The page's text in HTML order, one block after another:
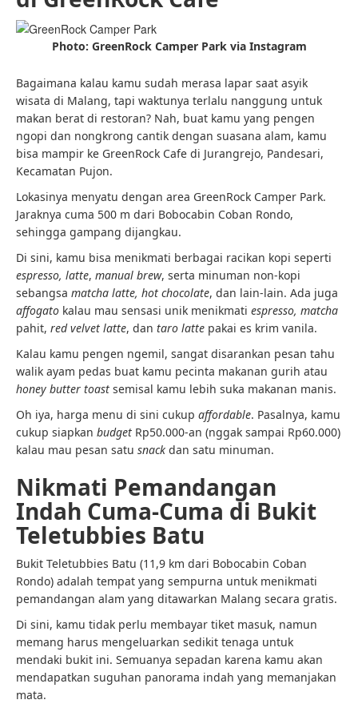
Photo: GreenRock Camper Park via Instagram
Bagaimana kalau kamu sudah merasa lapar saat asyik
wisata di Malang, tapi waktunya terlalu nanggung untuk
makan berat di restoran? Nah, buat kamu yang pengen
ngopi dan nongkrong cantik dengan suasana alam, kamu
bisa mampir ke GreenRock Cafe di Jurangrejo, Pandesari,
Kecamatan Pujon.
Lokasinya menyatu dengan area GreenRock Camper Park.
Jaraknya cuma 500 m dari Bobocabin Coban Rondo,
sehingga gampang dijangkau.
Di sini, kamu bisa menikmati berbagai racikan kopi seperti
espresso, latte, manual brew, serta minuman non-kopi
sebangsa matcha latte, hot chocolate, dan lain-lain. Ada juga
affogato kalau mau sensasi unik menikmati espresso, matcha
pahit, red velvet latte, dan taro latte pakai es krim vanila.
Kalau kamu pengen ngemil, sangat disarankan pesan tahu
walik ayam pedas buat kamu pecinta makanan gurih atau
honey butter toast semisal kamu lebih suka makanan manis.
Oh iya, harga menu di sini cukup affordable. Pasalnya, kamu
cukup siapkan budget Rp50.000-an (nggak sampai Rp60.000)
kalau mau pesan satu snack dan satu minuman.
Nikmati Pemandangan
Indah Cuma-Cuma di Bukit
Teletubbies Batu
Bukit Teletubbies Batu (11,9 km dari Bobocabin Coban
Rondo) adalah tempat yang sempurna untuk menikmati
pemandangan alam yang ditawarkan Malang secara gratis.
Di sini, kamu tidak perlu membayar tiket masuk, namun
memang harus mengeluarkan sedikit tenaga untuk
mendaki bukit ini. Semuanya sepadan karena kamu akan
mendapatkan suguhan panorama indah yang memanjakan
mata.